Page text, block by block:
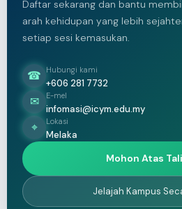
Daftar sekarang dan bantu
arah kehidupan yang lebih
setiap sesi kemasukan.
☎ Hubungi kami
+606 281 7732
✉ E-mel
infomasi@icym.edu.my
⌖ Lokasi
Melaka
Mohon Atas
Jelajah Kampus